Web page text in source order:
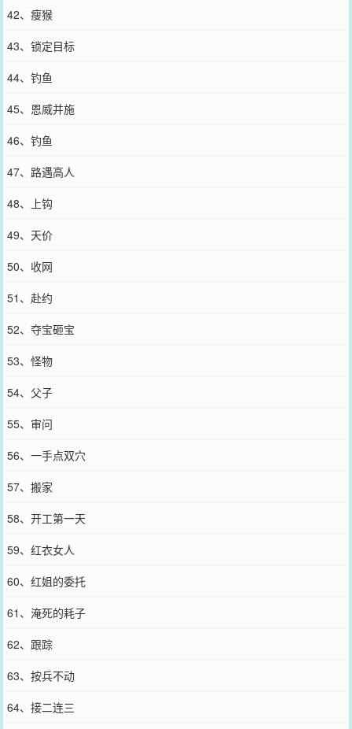
42、瘦猴
43、锁定目标
44、钓鱼
45、恩威并施
46、钓鱼
47、路遇高人
48、上钩
49、天价
50、收网
51、赴约
52、夺宝砸宝
53、怪物
54、父子
55、审问
56、一手点双穴
57、搬家
58、开工第一天
59、红衣女人
60、红姐的委托
61、淹死的耗子
62、跟踪
63、按兵不动
64、接二连三